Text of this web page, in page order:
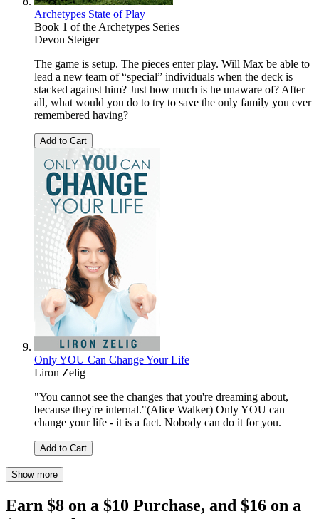
Archetypes State of Play
Book 1 of the Archetypes Series
Devon Steiger
The game is setup. The pieces enter play. Will Max be able to
lead a new team of “special” individuals when the deck is
stacked against him? Just how much is he unaware of? After
all, what would you do to try to save the only family you ever
remembered having?
Add to Cart
Only YOU Can Change Your Life
Liron Zelig
"You cannot see the changes that you're dreaming about,
because they're internal."(Alice Walker) Only YOU can
change your life - it is a fact. Nobody can do it for you.
Add to Cart
Show more
Earn $8 on a $10 Purchase, and $16 on a